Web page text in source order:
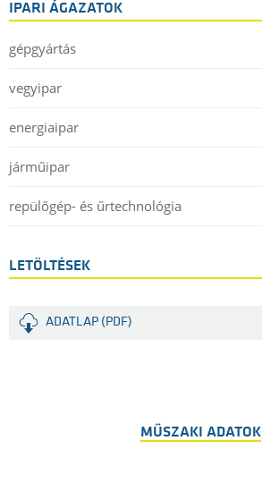
IPARI ÁGAZATOK
gépgyártás
vegyipar
energiaipar
járműipar
repülőgép- és űrtechnológia
LETÖLTÉSEK
ADATLAP (PDF)
MŰSZAKI ADATOK